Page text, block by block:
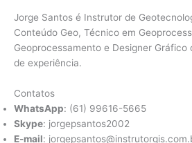
Jorge Santos é Instrutor de
Conteúdo Geo, Técnico em
Geoprocessamento e Designer Gráfico
de experiência.
Contatos
WhatsApp: (61) 99616-5665
Skype: jorgepsantos2002
E-mail: